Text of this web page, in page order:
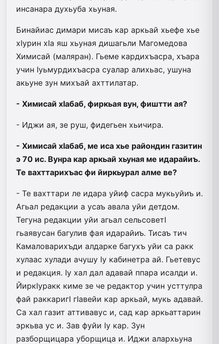
инсанара духьуба хьуная.
Бинайиас димари мисаъ кар аркьай хьефе хье
хIурин хIа яш хьуная дишагьли Магомедова
Химисай (маляран). Гьеме кардихъасра, хъара
учин Iуьмурдихъасра суалар алихьас, ушуна
акьуне зун михъай ахттилатар.
- Химисай хIабаб, фиркьая вун, фиштти ая?
- Иджи ая, зе руш, фидегьен хьичира.
- Химисай хIабаб, ме иса хье райондин газитин
э 70 ис. Вунра кар аркьай хьуная ме идарайиъ.
Те вахттарихъас фи йиркьурал алме ве?
- Те вахттари ле идара уйиф сасра мукьуйиъ и.
Агьал редакции а усаъ авала уйи детдом.
Тегуна редакции уйи агьал сельсоветI
гьаявусан багулив фая идарайиъ. Тисаъ тич
Камаловарихъди алдарке багухъ уйи са ракк
хулаас хулади ачушу Iу кабинетра ай. Гьетевус
и редакция. Iу хал дал адавай ппара исалди и.
ЙиркIуракк киме зе че редактор учин усттулра
фай раккаригI гIавейи кар аркьай, мукь адавай.
Са хал газит аттивавус и, сад кар аркьаттарин
эркьва ус и. Зав фуйи Iу кар. Зун
разборщицара уборщица и. Иджи алархьуна